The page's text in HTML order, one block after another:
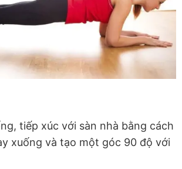
tiếp xúc với sàn nhà bằng cách
xuống và tạo một góc 90 độ với